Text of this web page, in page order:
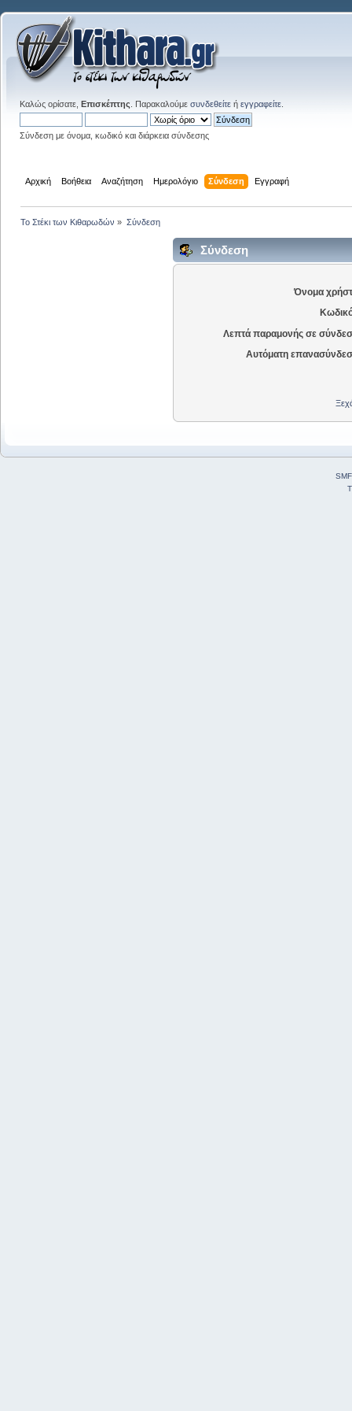
Καλώς ορίσατε, Επισκέπτης . Παρακαλούμε συνδεθείτε ή εγγραφείτε
Σύνδεση με όνομα, κωδικό και διάρκεια σύνδεσης
Αρχική Βοήθεια Αναζήτηση Ημερολόγιο Σύνδεση Εγγραφή
Το Στέκι των Κιθαρωδών » Σύνδεση
Σύνδεση
Όνομα
Λεπτά παραμονής σε
Αυτόματη